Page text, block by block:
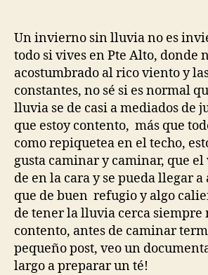
Un invierno sin lluvia no es
todo si vives en Pte Alto, donde
acostumbrado al rico viento y
constantes, no sé si es normal
lluvia se de casi a mediados de
que estoy contento, más que
como repiquetea en el techo,
gusta caminar y caminar, que
de en la cara y se pueda llegar a
que de buen refugio y algo
de tener la lluvia cerca siempre
contento, antes de caminar
pequeño post, veo un
largo a preparar un té!